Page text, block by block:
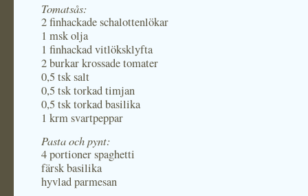
Tomatsås:
2 finhackade schalottenlökar
1 msk olja
1 finhackad vitlöksklyfta
2 burkar krossade tomater
0,5 tsk salt
0,5 tsk torkad timjan
0,5 tsk torkad basilika
1 krm svartpeppar
Pasta och pynt:
4 portioner spaghetti
färsk basilika
hyvlad parmesan